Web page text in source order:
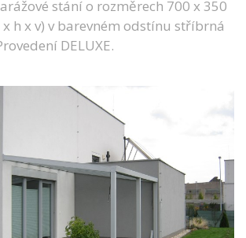
stání o rozměrech 700 x 350
x h x v) v barevném odstínu stříbrná
DELUXE.